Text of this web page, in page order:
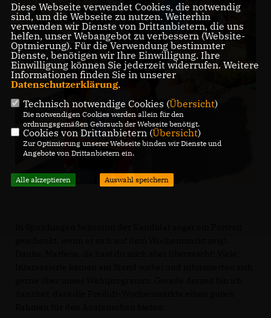
Diese Webseite verwendet Cookies, die notwendig
sind, um die Webseite zu nutzen. Weiterhin
verwenden wir Dienste von Drittanbietern, die uns
helfen, unser Webangebot zu verbessern (Website-
Optmierung). Für die Verwendung bestimmter
Dienste, benötigen wir Ihre Einwilligung. Ihre
Einwilligung können Sie jederzeit widerrufen. Weitere
Informationen finden Sie in unserer
Datenschutzerklärung.
Technisch notwendige Cookies (Übersicht)
Die notwendigen Cookies werden allein für den
ordnungsgemäßen Gebrauch der Webseite benötigt.
Cookies von Drittanbietern (Übersicht)
Zur Optimierung unserer Webseite binden wir Dienste und
Angebote von Drittanbietern ein.
Alle akzeptieren Auswahl speichern